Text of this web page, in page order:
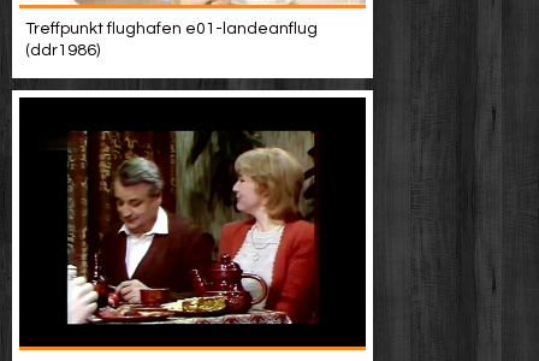
Treffpunkt flughafen e01-landeanflug
(ddr1986)